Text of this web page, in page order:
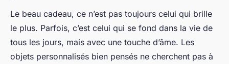
Le beau cadeau, ce n’est pas toujours celui qui brille
le plus. Parfois, c’est celui qui se fond dans la vie de
tous les jours, mais avec une touche d’âme. Les
objets personnalisés bien pensés ne cherchent pas à